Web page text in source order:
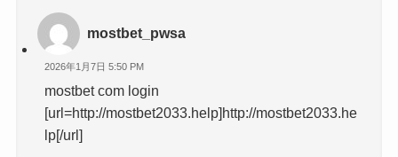
mostbet_pwsa
2026年1月7日 5:50 PM
mostbet com login
[url=http://mostbet2033.help]http://mostbet2033.he
lp[/url]